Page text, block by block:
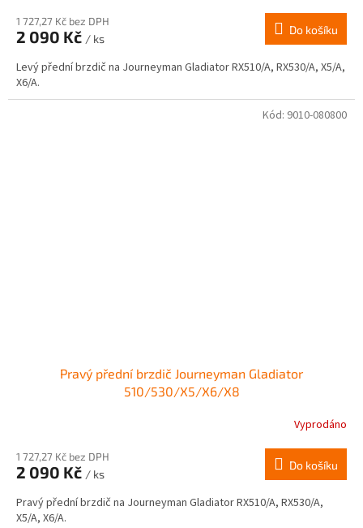
produktu
je
z
5
hvězdiček.
1 727,27 Kč bez DPH
2 090 Kč / ks
Do košíku
Levý přední brzdič na Journeyman Gladiator RX510/A, RX530/A, X5/A,
X6/A.
Pravý přední brzdič Journeyman Gladiator
510/530/X5/X6/X8
Vyprodáno
1 727,27 Kč bez DPH
2 090 Kč / ks
Do košíku
Pravý přední brzdič na Journeyman Gladiator RX510/A, RX530/A,
X5/A, X6/A.
Kód: 9010-080800